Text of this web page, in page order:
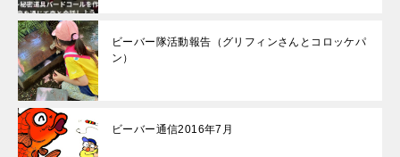
ビーバー隊活動報告（グリフィンさんとコロッケパ
ン）
ビーバー通信2016年7月